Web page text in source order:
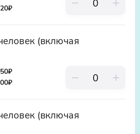
А экскурсии
к нам и
заново!
₽
(включая
₽
(включая